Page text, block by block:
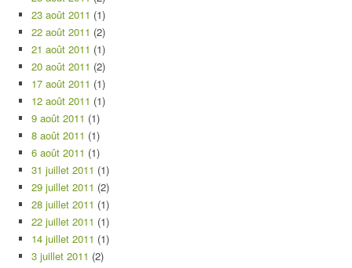
23 août 2011 (1)
22 août 2011 (2)
21 août 2011 (1)
20 août 2011 (2)
17 août 2011 (1)
12 août 2011 (1)
9 août 2011 (1)
8 août 2011 (1)
6 août 2011 (1)
31 juillet 2011 (1)
29 juillet 2011 (2)
28 juillet 2011 (1)
22 juillet 2011 (1)
14 juillet 2011 (1)
3 juillet 2011 (2)